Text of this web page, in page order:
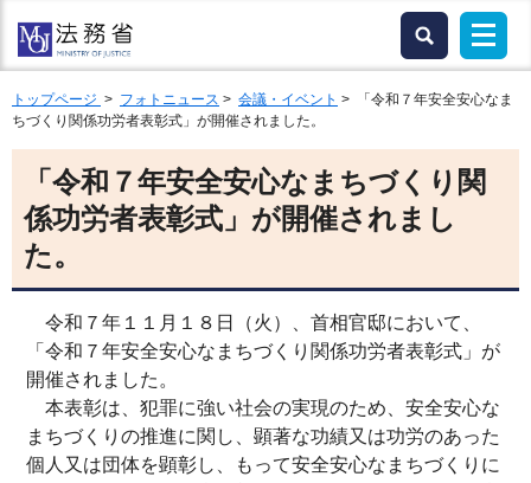
トップページ > フォトニュース > 会議・イベント > 「令和７年安全安心なま
ちづくり関係功労者表彰式」が開催されました。
「令和７年安全安心なまちづくり関
係功労者表彰式」が開催されまし
た。
令和７年１１月１８日（火）、首相官邸において、
「令和７年安全安心なまちづくり関係功労者表彰式」が
開催されました。
本表彰は、犯罪に強い社会の実現のため、安全安心な
まちづくりの推進に関し、顕著な功績又は功労のあった
個人又は団体を顕彰し、もって安全安心なまちづくりに